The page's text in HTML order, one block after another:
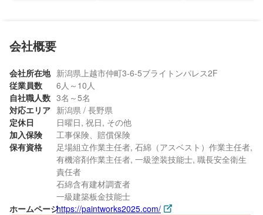
会社概要
会社所在地 新潟県上越市仲町3-6-5ブライトンパレス2F
従業員数
6人～10人
自社職人数 3名～5名
対応エリア 新潟県 / 長野県
定休日
日曜日, 祝日, その他
加入保険
工事保険、賠償保険
保有資格
足場組立作業主任者, 石綿（アスベスト）作業主任者,
有機溶剤作業主任者, 一級塗装技能士, 職長安全衛生
責任者
石綿含有建材調査者
一級建築板金技能士
ホームページhttps://paintworks2025.com/